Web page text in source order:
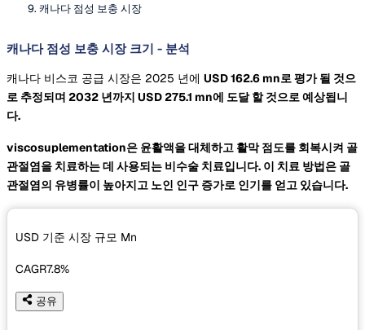
캐나다 점성 보충 시장
캐나다 점성 보충 시장 크기 - 분석
캐나다 비스코 공급 시장은 2025 년에 USD 162.6 mn로 평가 될 것으
로 추정되며 2032 년까지 USD 275.1 mn에 도달 할 것으로 예상됩니
다.
viscosuplementation은 윤활액을 대체하고 활막 점도를 회복시켜 골
관절염을 치료하는 데 사용되는 비수술 치료입니다. 이 치료 방법은 골
관절염의 유병률이 높아지고 노인 인구 증가로 인기를 얻고 있습니다.
USD 기준 시장 규모 Mn
CAGR7.8%
공유